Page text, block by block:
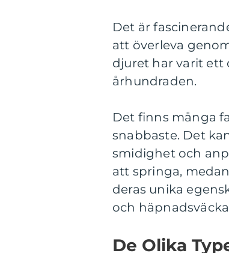
Det är
att överleva
djuret har varit ett
århundraden.
Det finns många
snabbaste. Det
smidighet och
att springa,
deras unika
och
De Olika